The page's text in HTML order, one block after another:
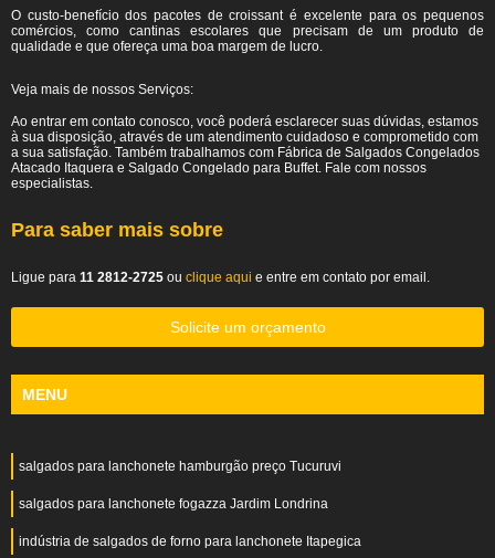
O custo-benefício dos pacotes de croissant é excelente para os pequenos
comércios, como cantinas escolares que precisam de um produto de
qualidade e que ofereça uma boa margem de lucro.
Veja mais de nossos Serviços:
Ao entrar em contato conosco, você poderá esclarecer suas dúvidas, estamos
à sua disposição, através de um atendimento cuidadoso e comprometido com
a sua satisfação. Também trabalhamos com Fábrica de Salgados Congelados
Atacado Itaquera e Salgado Congelado para Buffet. Fale com nossos
especialistas.
Para saber mais sobre
Ligue para 11 2812-2725 ou clique aqui e entre em contato por email.
Solicite um orçamento
MENU
salgados para lanchonete hamburgão preço Tucuruvi
salgados para lanchonete fogazza Jardim Londrina
indústria de salgados de forno para lanchonete Itapegica